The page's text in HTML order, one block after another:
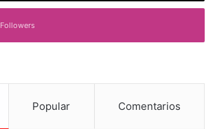
Followers
Popular Comentarios